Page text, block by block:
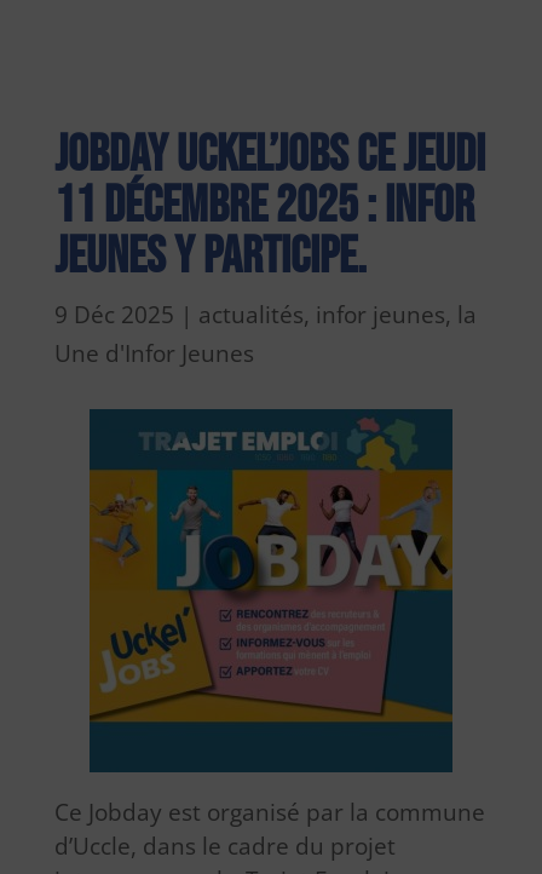
Jobday Uckel’JOBS ce jeudi
11 décembre 2025 : Infor
Jeunes y participe.
9 Déc 2025 | actualités, infor jeunes, la
Une d'Infor Jeunes
Ce Jobday est organisé par la commune
d’Uccle, dans le cadre du projet